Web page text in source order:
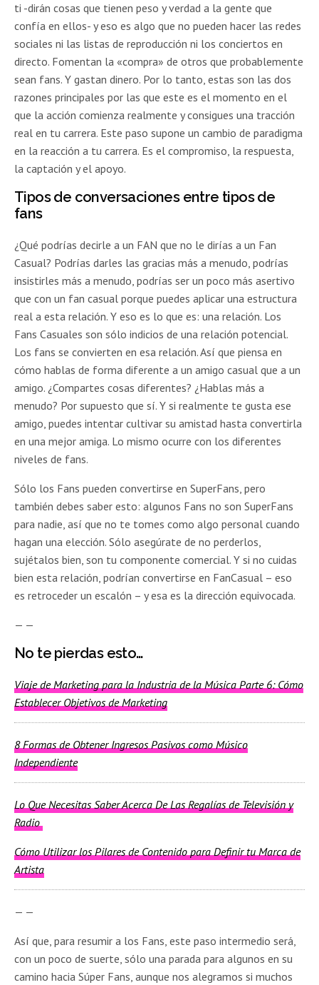
ti -dirán cosas que tienen peso y verdad a la gente que
confía en ellos- y eso es algo que no pueden hacer las redes
sociales ni las listas de reproducción ni los conciertos en
directo. Fomentan la «compra» de otros que probablemente
sean fans. Y gastan dinero. Por lo tanto, estas son las dos
razones principales por las que este es el momento en el
que la acción comienza realmente y consigues una tracción
real en tu carrera. Este paso supone un cambio de paradigma
en la reacción a tu carrera. Es el compromiso, la respuesta,
la captación y el apoyo.
Tipos de conversaciones entre tipos de
fans
¿Qué podrías decirle a un FAN que no le dirías a un Fan
Casual? Podrías darles las gracias más a menudo, podrías
insistirles más a menudo, podrías ser un poco más asertivo
que con un fan casual porque puedes aplicar una estructura
real a esta relación. Y eso es lo que es: una relación. Los
Fans Casuales son sólo indicios de una relación potencial.
Los fans se convierten en esa relación. Así que piensa en
cómo hablas de forma diferente a un amigo casual que a un
amigo. ¿Compartes cosas diferentes? ¿Hablas más a
menudo? Por supuesto que sí. Y si realmente te gusta ese
amigo, puedes intentar cultivar su amistad hasta convertirla
en una mejor amiga. Lo mismo ocurre con los diferentes
niveles de fans.
Sólo los Fans pueden convertirse en SuperFans, pero
también debes saber esto: algunos Fans no son SuperFans
para nadie, así que no te tomes como algo personal cuando
hagan una elección. Sólo asegúrate de no perderlos,
sujétalos bien, son tu componente comercial. Y si no cuidas
bien esta relación, podrían convertirse en FanCasual – eso
es retroceder un escalón – y esa es la dirección equivocada.
— —
No te pierdas esto…
Viaje de Marketing para la Industria de la Música Parte 6: Cómo
Establecer Objetivos de Marketing
8 Formas de Obtener Ingresos Pasivos como Músico
Independiente
Lo Que Necesitas Saber Acerca De Las Regalías de Televisión y
Radio
Cómo Utilizar los Pilares de Contenido para Definir tu Marca de
Artista
— —
Así que, para resumir a los Fans, este paso intermedio será,
con un poco de suerte, sólo una parada para algunos en su
camino hacia Súper Fans, aunque nos alegramos si muchos